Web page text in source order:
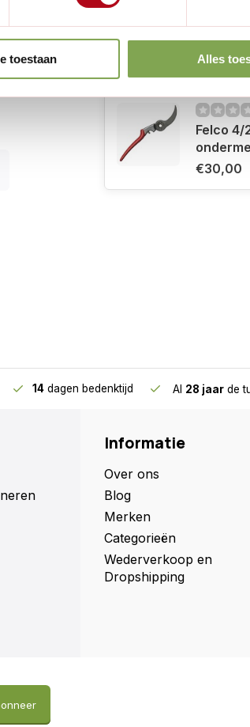
toestaan Alles
Felco
€19,95
Felco
€30,00
14 dagen bedenktijd Al 28 jaar de
Informatie
Over ons
Blog
Merken
Categorieën
Wederverkoop en
Dropshipping